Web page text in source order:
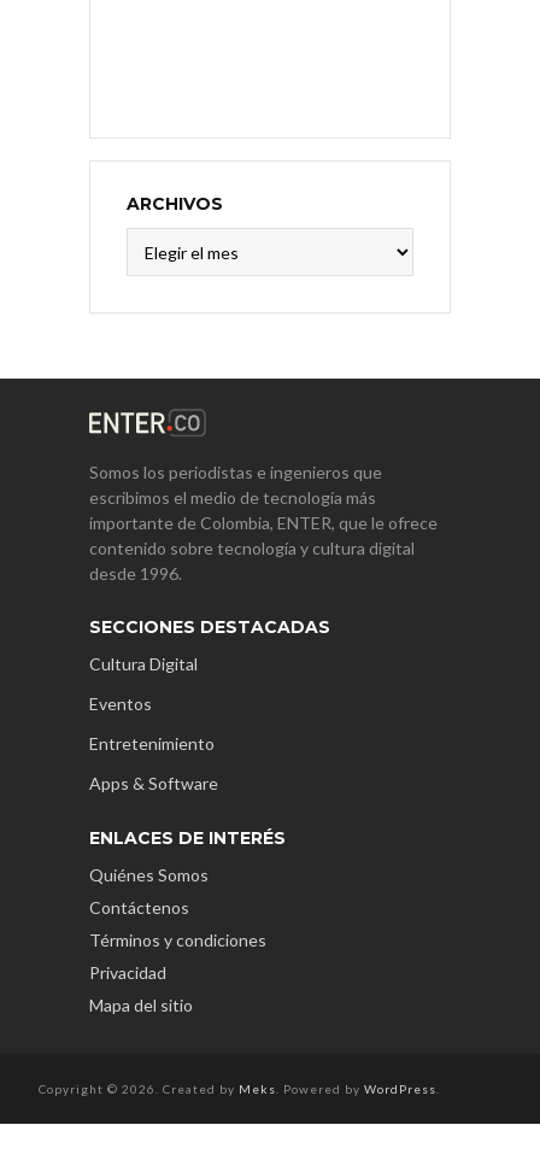
ARCHIVOS
Somos los periodistas e ingenieros que
escribimos el medio de tecnología más
importante de Colombia, ENTER, que le ofrece
contenido sobre tecnología y cultura digital
desde 1996.
SECCIONES DESTACADAS
Cultura Digital
Eventos
Entretenimiento
Apps & Software
ENLACES DE INTERÉS
Quiénes Somos
Contáctenos
Términos y condiciones
Privacidad
Mapa del sitio
Copyright © 2026. Created by Meks . Powered by WordPress